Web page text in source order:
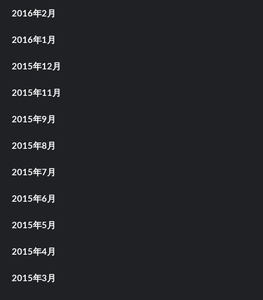
2016年2月
2016年1月
2015年12月
2015年11月
2015年9月
2015年8月
2015年7月
2015年6月
2015年5月
2015年4月
2015年3月